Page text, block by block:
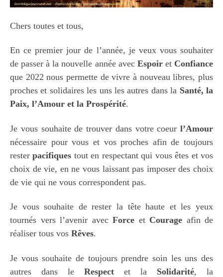
Chers toutes et tous,
En ce premier jour de l’année, je veux vous souhaiter
de passer à la nouvelle année avec Espoiret Confiance
que 2022 nous permette de vivre à nouveau libres, plus
proches et solidaires les uns les autres dans la Santé, la
Paix, l’Amour et la Prospérité.
Je vous souhaite de trouver dans votre coeur l’Amour
nécessaire pour vous et vos proches afin de toujours
resterpacifiques tout en respectant qui vous êtes et vos
choix de vie, en ne vous laissant pas imposer des choix
de vie qui ne vous correspondent pas.
Je vous souhaite de rester la tête haute et les yeux
tournés vers l’avenir avec Force et Courage afin de
réaliser tous vos Rêves.
Je vous souhaite de toujours prendre soin les uns des
autres dans le Respect et la Solidarité, la